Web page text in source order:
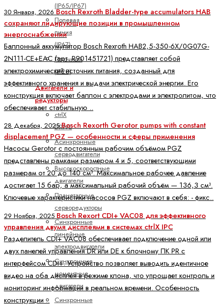
(IP65/IP67)
Полевая
линия
(IP67)
Поточный
(IP20)
Двигатели и
редукторы
ctrlX
DRIVE
Асинхронные
серводвигатели
Высокоскоростные
двигатели
Планетарные
серворедукторы
Синхронные
линейные
электродвигатели
Синхронные
моментные
двигатели
Синхронные
30 Января, 2026Bosch Rexroth Bladder-type accumulators HAB
сохраняют лидирующие позиции в промышленном
энергоснабжении
Баллонный аккумулятор Bosch Rexroth HAB2,5-350-6X/0G07G-
2N111-CE+EAC (арт. R901451721) представляет собой
электрохимический источник питания, созданный для
эффективного хранения и выдачи электрической энергии. Его
конструкция включает баллон с электродами и электролитом, что
обеспечивает стабильную ..
28 Декабря, 2025Bosch Rexorth Gerotor pumps with constant
displacement PGZ — особенности и сферы применения
Насосы Gerotor с постоянным рабочим объёмом PGZ
представлены рамками размером 4 и 5, соответствующими
размерам от 20 до 140 см³. Максимальное рабочее давление
достигает 15 бар, а максимальный рабочий объём — 136,3 см³.
Ключевые характеристики насосов PGZ включают в себя: - фикс..
29 Ноября, 2025 Bosch Rexort CDI+ VAC08 для эффективного
управления двумя дисплеями в системах ctrlX IPC
Разделитель CDI+ VAC08 обеспечивает подключение одной или
двух панелей управления DR или DE к блочному ПК PR с
интерфейсом CDI+. Устройство позволяет выводить идентичное
видео на оба дисплея в режиме клона, что упрощает контроль и
мониторинг информации в реальном времени. Особенность
конструкции ..